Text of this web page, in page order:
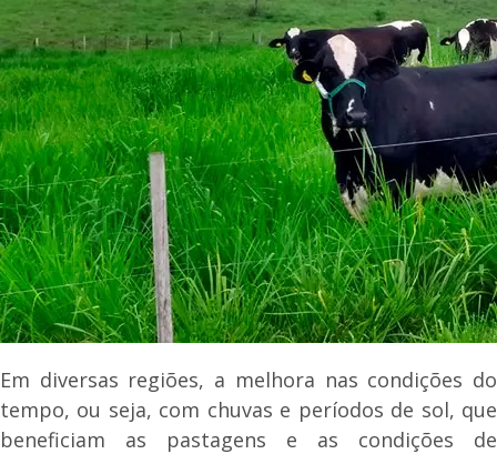
Em diversas regiões, a melhora nas condições do
tempo, ou seja, com chuvas e períodos de sol, que
beneficiam as pastagens e as condições de